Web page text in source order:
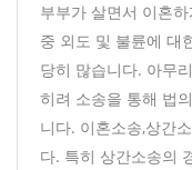
부부가 살면서 이혼
중 외도 및 불륜에 대
당히 많습니다. 아무
히려 소송을 통해 법
니다. 이혼소송,상간
다. 특히 상간소송의